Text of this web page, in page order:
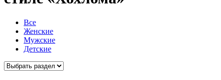
Все
Женские
Мужские
Детские